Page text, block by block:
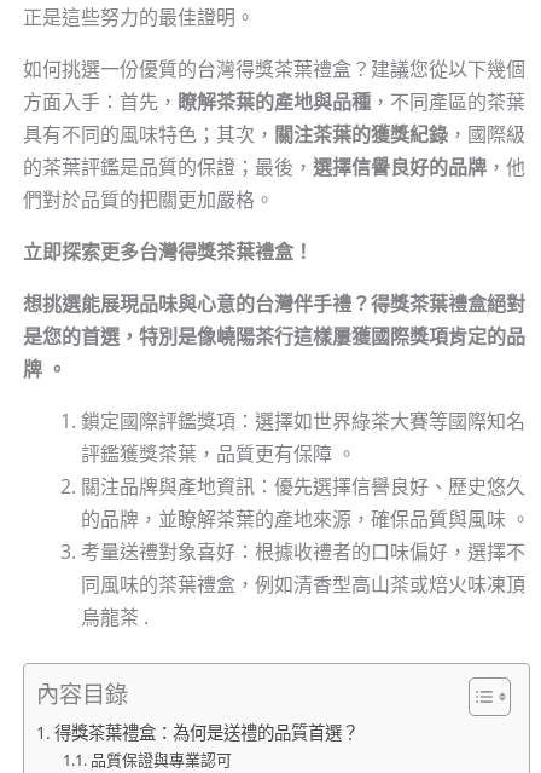
正是這些努力的最佳證明。
如何挑選一份優質的台灣得獎茶葉禮盒？建議您從以下幾個
方面入手：首先， 瞭解茶葉的產地與品種，不同產區的茶葉
具有不同的風味特色；其次， 關注茶葉的獲獎紀錄，國際級
的茶葉評鑑是品質的保證；最後， 選擇信譽良好的品牌，他
們對於品質的把關更加嚴格。
立即探索更多台灣得獎茶葉禮盒！
想挑選能展現品味與心意的台灣伴手禮？得獎茶葉禮盒絕對
是您的首選，特別是像嶢陽茶行這樣屢獲國際獎項肯定的品
牌 。
鎖定國際評鑑獎項：選擇如世界綠茶大賽等國際知名
評鑑獲獎茶葉，品質更有保障 。
關注品牌與產地資訊：優先選擇信譽良好、歷史悠久
的品牌，並瞭解茶葉的產地來源，確保品質與風味 。
考量送禮對象喜好：根據收禮者的口味偏好，選擇不
同風味的茶葉禮盒，例如清香型高山茶或焙火味凍頂
烏龍茶 .
內容目錄
得獎茶葉禮盒：為何是送禮的品質首選？
品質保證與專業認可